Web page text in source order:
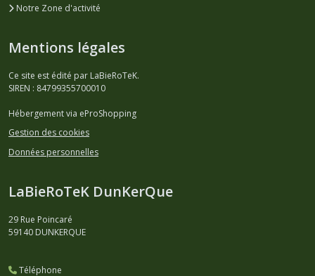
Notre Zone d'activité
Mentions légales
Ce site est édité par LaBieRoTeK.
SIREN : 84799355700010
Hébergement via eProShopping
Gestion des cookies
Données personnelles
LaBieRoTeK DunKerQue
29 Rue Poincaré
59140 DUNKERQUE
Téléphone